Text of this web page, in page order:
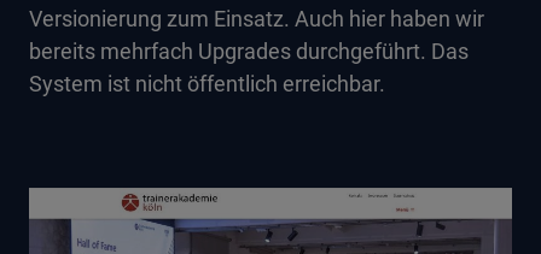
Versionierung zum Einsatz. Auch hier haben wir
bereits mehrfach Upgrades durchgeführt. Das
System ist nicht öffentlich erreichbar.